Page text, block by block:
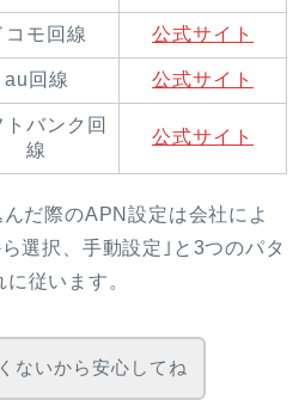
コモ回線 公式サイト
au回線 公式サイト
トバンク回
線
公式サイト
だ際のAPN設定は会社によ
選択、手動設定｣と3つのパタ
従います。
ないから安心してね